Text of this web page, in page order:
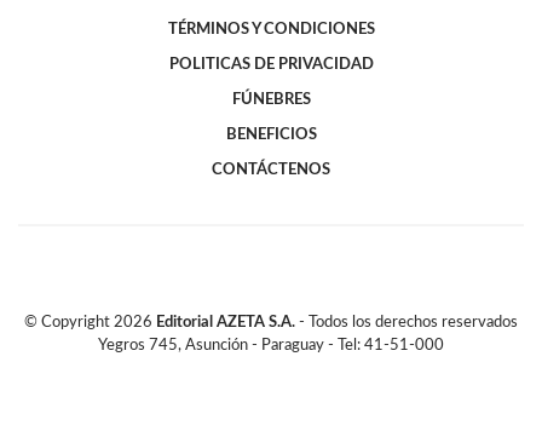
TÉRMINOS Y CONDICIONES
POLITICAS DE PRIVACIDAD
FÚNEBRES
BENEFICIOS
CONTÁCTENOS
© Copyright 2026 Editorial AZETA S.A. - Todos los derechos reservados
Yegros 745, Asunción - Paraguay - Tel: 41-51-000